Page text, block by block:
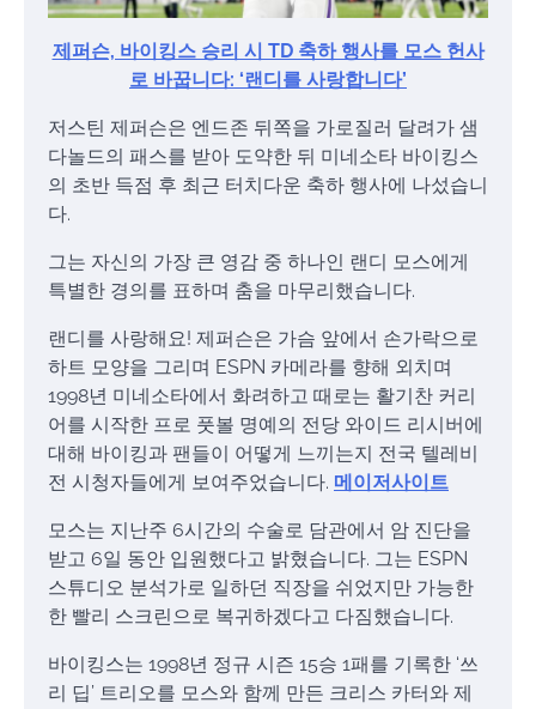
제퍼슨, 바이킹스 승리 시 TD 축하 행사를 모스 헌사
로 바꿉니다: ‘랜디를 사랑합니다’
저스틴 제퍼슨은 엔드존 뒤쪽을 가로질러 달려가 샘
다놀드의 패스를 받아 도약한 뒤 미네소타 바이킹스
의 초반 득점 후 최근 터치다운 축하 행사에 나섰습니
다.
그는 자신의 가장 큰 영감 중 하나인 랜디 모스에게
특별한 경의를 표하며 춤을 마무리했습니다.
랜디를 사랑해요! 제퍼슨은 가슴 앞에서 손가락으로
하트 모양을 그리며 ESPN 카메라를 향해 외치며
1998년 미네소타에서 화려하고 때로는 활기찬 커리
어를 시작한 프로 풋볼 명예의 전당 와이드 리시버에
대해 바이킹과 팬들이 어떻게 느끼는지 전국 텔레비
전 시청자들에게 보여주었습니다. 메이저사이트
모스는 지난주 6시간의 수술로 담관에서 암 진단을
받고 6일 동안 입원했다고 밝혔습니다. 그는 ESPN
스튜디오 분석가로 일하던 직장을 쉬었지만 가능한
한 빨리 스크린으로 복귀하겠다고 다짐했습니다.
바이킹스는 1998년 정규 시즌 15승 1패를 기록한 ‘쓰
리 딥’ 트리오를 모스와 함께 만든 크리스 카터와 제